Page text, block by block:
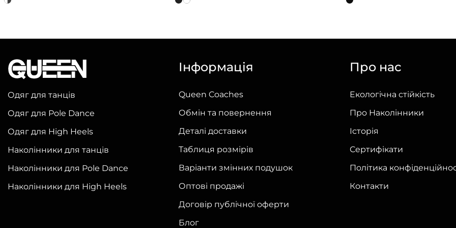
кілька
Параметри
можна
вибрати
на
товару
кілька
Параметри
вибрати
на
товару
кілька
Параметри
вибрати
на
товару
Одяг для танців
Одяг для Pole Dance
Одяг для High Heels
Наколінники для танців
Наколінники для Pole Dance
Наколінники для High Heels
Інформація
Queen Coaches
Обмін та повернення
Деталі доставки
Таблиця розмірів
Варіанти змінних подушок
Оптові продажі
Договір публічної оферти
Блог
Про нас
Екологічна стійкість
Про Наколінники
Історія
Сертифікати
Політика
Контакти